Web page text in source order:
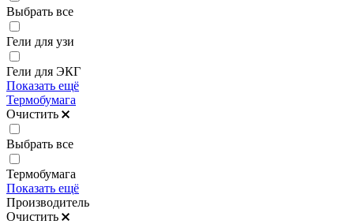
Выбрать все
Гели для узи
Гели для ЭКГ
Показать ещё
Термобумага
Очистить
Выбрать все
Термобумага
Показать ещё
Производитель
Очистить